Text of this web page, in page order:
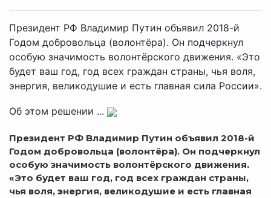
Президент РФ Владимир Путин объявил 2018-й
Годом добровольца (волонтёра). Он подчеркнул
особую значимость волонтёрского движения. «Это
будет ваш год, год всех граждан страны, чья воля,
энергия, великодушие и есть главная сила России».
Об этом решении ...
Президент РФ Владимир Путин объявил 2018-й
Годом добровольца (волонтёра). Он подчеркнул
особую значимость волонтёрского движения.
«Это будет ваш год, год всех граждан страны,
чья воля, энергия, великодушие и есть главная